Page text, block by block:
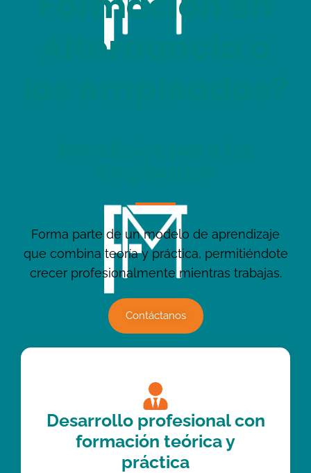
Alternancia a
Forma parte de un modelo de aprendizaje
que combina teoría y práctica, permitiéndote
crecer profesionalmente mientras trabajas.
Contáctanos
Desarrollo profesional con
formación teórica y
práctica